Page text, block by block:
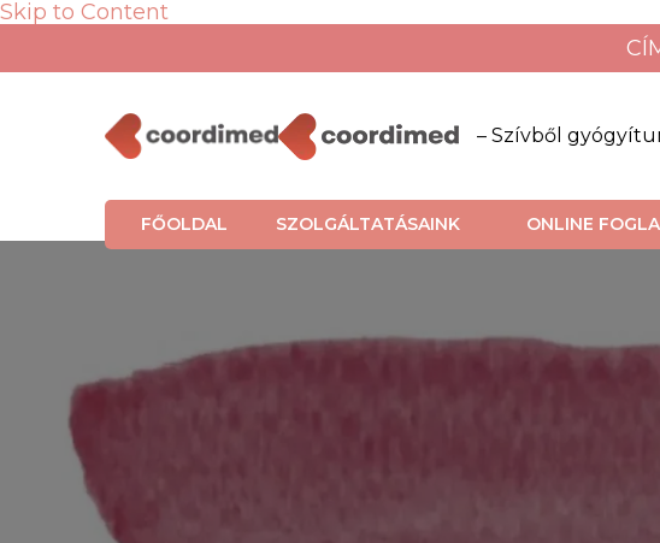
Skip to Content
– Szívből
FŐOLDAL SZOLGÁLTATÁSAINK ONLINE